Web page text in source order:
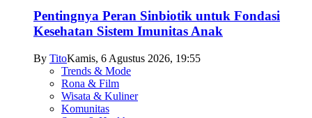
Pentingnya Peran Sinbiotik untuk Fondasi
Kesehatan Sistem Imunitas Anak
By TitoKamis, 6 Agustus 2026, 19:55
Trends & Mode
Rona & Film
Wisata & Kuliner
Komunitas